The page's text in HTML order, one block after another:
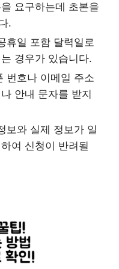
요구하는데 초본을
.
휴일 포함 달력일로
경우가 있습니다.
번호나 이메일 주소
안내 문자를 받지
보와 실제 정보가 일
여 신청이 반려될